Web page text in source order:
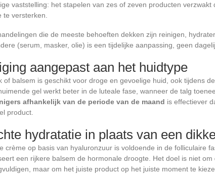
vaststelling: het stapelen van zes of zeven producten verzwakt
te versterken.
die de meeste behoeften dekken zijn reinigen,
(serum, masker, olie) is een tijdelijke aanpassing, geen
aangepast aan het huidtype
of balsem is geschikt voor droge en gevoelige huid, ook tijdens
gel werkt beter in de luteale fase, wanneer de talg
afhankelijk van de periode van de maand is effectiever
product.
hydratatie in plaats van een
crème op basis van hyaluronzuur is voldoende in de folliculaire
een rijkere balsem de hormonale droogte. Het doel is niet om
maar om het juiste product op het juiste moment te